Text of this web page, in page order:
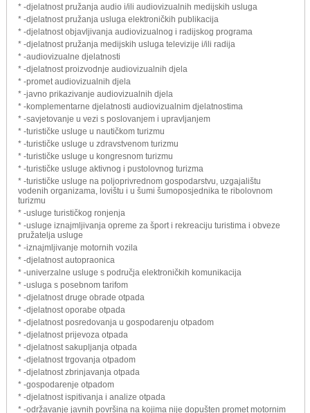
* -djelatnost pružanja audio i/ili audiovizualnih medijskih usluga
* -djelatnost pružanja usluga elektroničkih publikacija
* -djelatnost objavljivanja audiovizualnog i radijskog programa
* -djelatnost pružanja medijskih usluga televizije i/ili radija
* -audiovizualne djelatnosti
* -djelatnost proizvodnje audiovizualnih djela
* -promet audiovizualnih djela
* -javno prikazivanje audiovizualnih djela
* -komplementarne djelatnosti audiovizualnim djelatnostima
* -savjetovanje u vezi s poslovanjem i upravljanjem
* -turističke usluge u nautičkom turizmu
* -turističke usluge u zdravstvenom turizmu
* -turističke usluge u kongresnom turizmu
* -turističke usluge aktivnog i pustolovnog turizma
* -turističke usluge na poljoprivrednom gospodarstvu, uzgajalištu
vodenih organizama, lovištu i u šumi šumoposjednika te ribolovnom
turizmu
* -usluge turističkog ronjenja
* -usluge iznajmljivanja opreme za šport i rekreaciju turistima i obveze
pružatelja usluge
* -iznajmljivanje motornih vozila
* -djelatnost autopraonica
* -univerzalne usluge s područja elektroničkih komunikacija
* -usluga s posebnom tarifom
* -djelatnost druge obrade otpada
* -djelatnost oporabe otpada
* -djelatnost posredovanja u gospodarenju otpadom
* -djelatnost prijevoza otpada
* -djelatnost sakupljanja otpada
* -djelatnost trgovanja otpadom
* -djelatnost zbrinjavanja otpada
* -gospodarenje otpadom
* -djelatnost ispitivanja i analize otpada
* -održavanje javnih površina na kojima nije dopušten promet motornim